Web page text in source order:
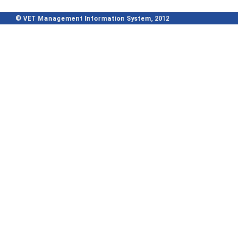
© VET Management Information System, 2012